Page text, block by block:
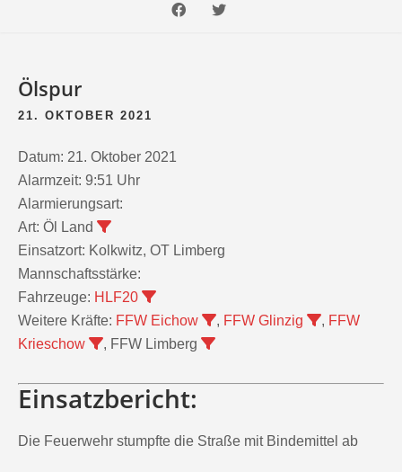
Ölspur
21. OKTOBER 2021
Datum: 21. Oktober 2021
Alarmzeit: 9:51 Uhr
Alarmierungsart:
Art: Öl Land
Einsatzort: Kolkwitz, OT Limberg
Mannschaftsstärke:
Fahrzeuge: HLF20
Weitere Kräfte: FFW Eichow , FFW Glinzig , FFW
Krieschow
, FFW Limberg
Einsatzbericht:
Die Feuerwehr stumpfte die Straße mit Bindemittel ab